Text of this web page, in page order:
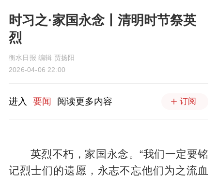
时习之·家国永念丨清明时节祭英
烈
衡水日报 编辑 贾扬阳
2026-04-06 22:00
进入 要闻 阅读更多内容 订阅
英烈不朽，家国永念。“我们一定要铭
记烈士们的遗愿，永志不忘他们为之流血